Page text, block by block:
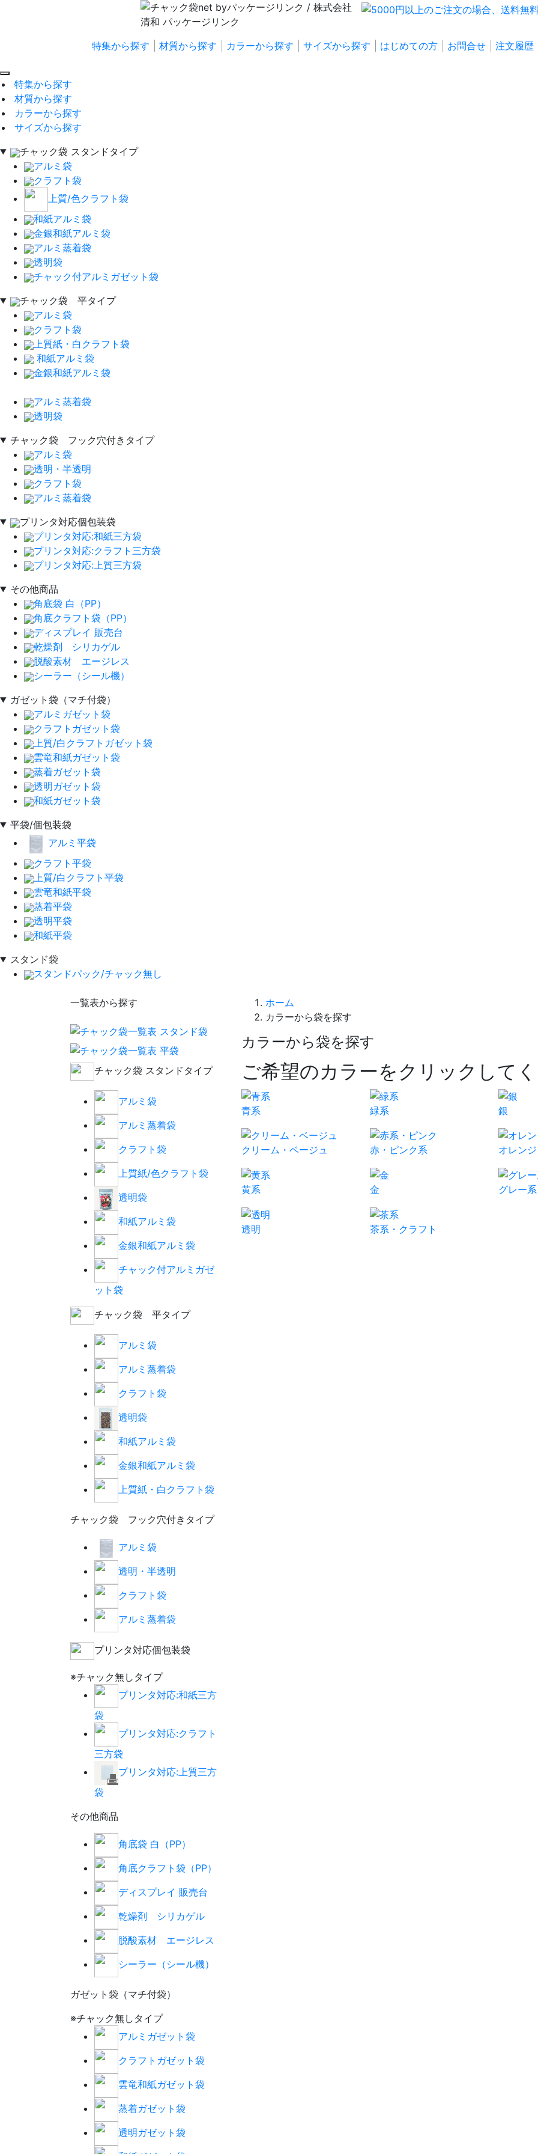
特集から探す 材質から探す カラーから探す サイズから探す はじめての方 お問合せ 注文履歴
特集から探す
材質から探す
カラーから探す
サイズから探す
チャック袋 スタンドタイプ
アルミ袋
クラフト袋
上質/色クラフト袋
和紙アルミ袋
金銀和紙アルミ袋
アルミ蒸着袋
透明袋
チャック付アルミガゼット袋
チャック袋 平タイプ
アルミ袋
クラフト袋
上質紙・白クラフト袋
和紙アルミ袋
金銀和紙アルミ袋
アルミ蒸着袋
透明袋
チャック袋 フック穴付きタイプ
アルミ袋
透明・半透明
クラフト袋
アルミ蒸着袋
プリンタ対応個包装袋
プリンタ対応:和紙三方袋
プリンタ対応:クラフト三方袋
プリンタ対応:上質三方袋
その他商品
角底袋 白（PP）
角底クラフト袋（PP）
ディスプレイ 販売台
乾燥剤 シリカゲル
脱酸素材 エージレス
シーラー（シール機）
ガゼット袋（マチ付袋）
アルミガゼット袋
クラフトガゼット袋
上質/白クラフトガゼット袋
雲竜和紙ガゼット袋
蒸着ガゼット袋
透明ガゼット袋
和紙ガゼット袋
平袋/個包装袋
アルミ平袋
クラフト平袋
上質/白クラフト平袋
雲竜和紙平袋
蒸着平袋
透明平袋
和紙平袋
スタンド袋
スタンドパック/チャック無し
一覧表から探す
チャック袋 スタンドタイプ
アルミ袋
アルミ蒸着袋
クラフト袋
上質紙/色クラフト袋
透明袋
和紙アルミ袋
金銀和紙アルミ袋
チャック付アルミガゼ
ット袋
チャック袋 平タイプ
アルミ袋
アルミ蒸着袋
クラフト袋
透明袋
和紙アルミ袋
金銀和紙アルミ袋
上質紙・白クラフト袋
チャック袋 フック穴付きタイプ
アルミ袋
透明・半透明
クラフト袋
アルミ蒸着袋
プリンタ対応個包装袋
※チャック無しタイプ
プリンタ対応:和紙三方
袋
プリンタ対応:クラフト
三方袋
プリンタ対応:上質三方
袋
その他商品
角底袋 白（PP）
角底クラフト袋（PP）
ディスプレイ 販売台
乾燥剤 シリカゲル
脱酸素材 エージレス
シーラー（シール機）
ガゼット袋（マチ付袋）
※チャック無しタイプ
アルミガゼット袋
クラフトガゼット袋
雲竜和紙ガゼット袋
蒸着ガゼット袋
透明ガゼット袋
ホーム
カラーから袋を探す
カラーから袋を探す
ご希望のカラーをクリックして
青系 緑系 銀
クリーム・ベージュ 赤・ピンク系 オレン
黄系 金 グレー系
透明 茶系・クラフト